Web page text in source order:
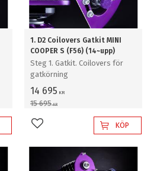
1. D2 Coilovers Gatkit MINI
COOPER S (F56) (14~upp)
Steg 1. Gatkit. Coilovers för
gatkörning
14 695 KR
15 695KR
Lägg till i favoriterKÖP